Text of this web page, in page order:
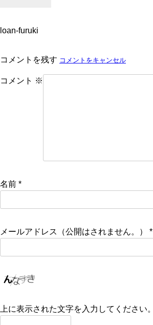
loan-furuki
コメントを残す コメントをキャンセル
コメント ※
名前 *
メールアドレス（公開はされません。） *
上に表示された文字を入力してください。